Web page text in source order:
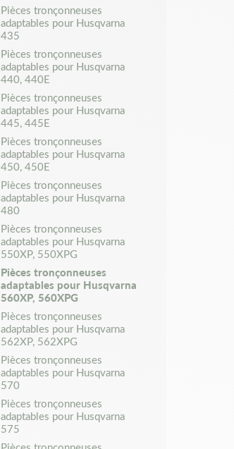
Pièces tronçonneuses
adaptables pour Husqvarna
435
Pièces tronçonneuses
adaptables pour Husqvarna
440, 440E
Pièces tronçonneuses
adaptables pour Husqvarna
445, 445E
Pièces tronçonneuses
adaptables pour Husqvarna
450, 450E
Pièces tronçonneuses
adaptables pour Husqvarna
480
Pièces tronçonneuses
adaptables pour Husqvarna
550XP, 550XPG
Pièces tronçonneuses
adaptables pour Husqvarna
560XP, 560XPG
Pièces tronçonneuses
adaptables pour Husqvarna
562XP, 562XPG
Pièces tronçonneuses
adaptables pour Husqvarna
570
Pièces tronçonneuses
adaptables pour Husqvarna
575